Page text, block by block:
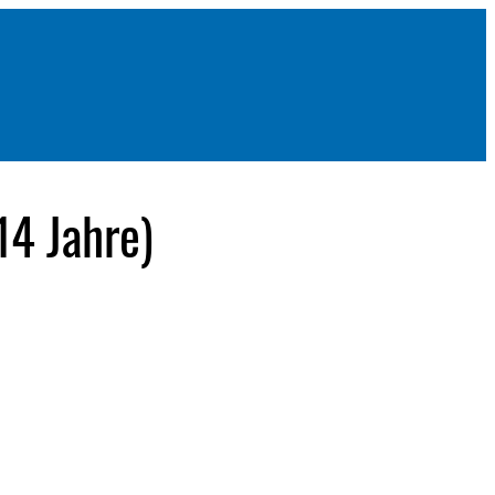
Jahre)